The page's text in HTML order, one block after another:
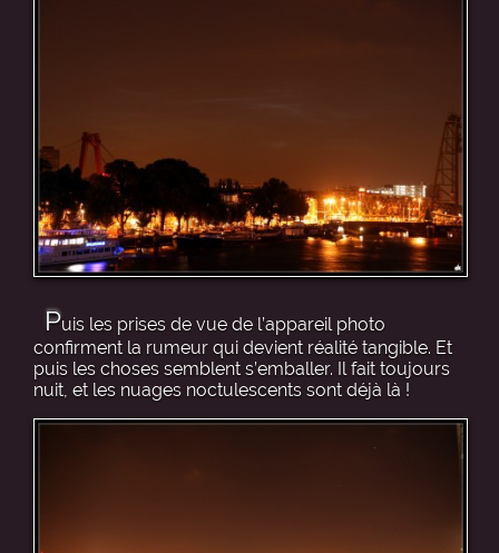
Puis les prises de vue de l’appareil photo
confirment la rumeur qui devient réalité tangible. Et
puis les choses semblent s’emballer. Il fait toujours
nuit, et les nuages noctulescents sont déjà là !